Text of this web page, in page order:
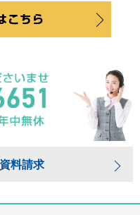
料請求